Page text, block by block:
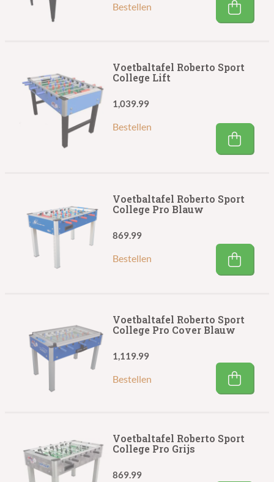
Bestellen
Voetbaltafel Roberto Sport
College Lift
Bestellen
1,039.99
Voetbaltafel Roberto Sport
College Pro Blauw
Bestellen
869.99
Voetbaltafel Roberto Sport
College Pro Cover Blauw
Bestellen
1,119.99
Voetbaltafel Roberto Sport
College Pro Grijs
869.99